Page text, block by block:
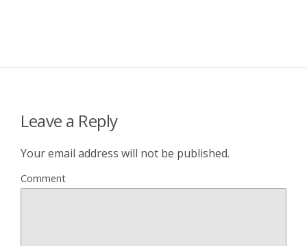
Leave a Reply
Your email address will not be published.
Comment